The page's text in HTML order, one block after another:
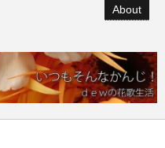
About